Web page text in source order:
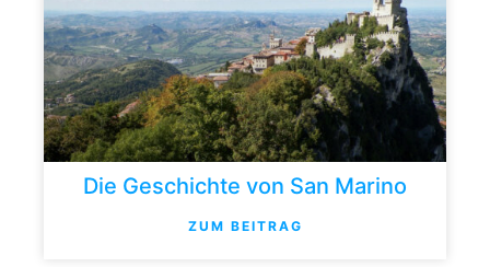
Die Geschichte von San Marino
ZUM BEITRAG